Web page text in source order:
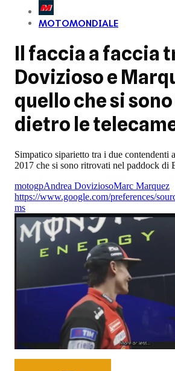
MOTOMONDIALE
Il faccia a faccia
Dovizioso e
quello che si
dietro le
Simpatico siparietto tra i due contendenti
2017 che si sono ritrovati nel paddock di
motogpAndrea DoviziosoMarc Marquez
https://www.google.com/preferences/
ms